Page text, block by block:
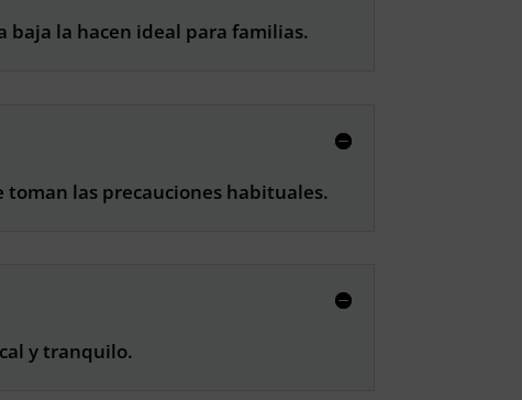
baja la hacen ideal para familias.
toman las precauciones habituales.
y tranquilo.